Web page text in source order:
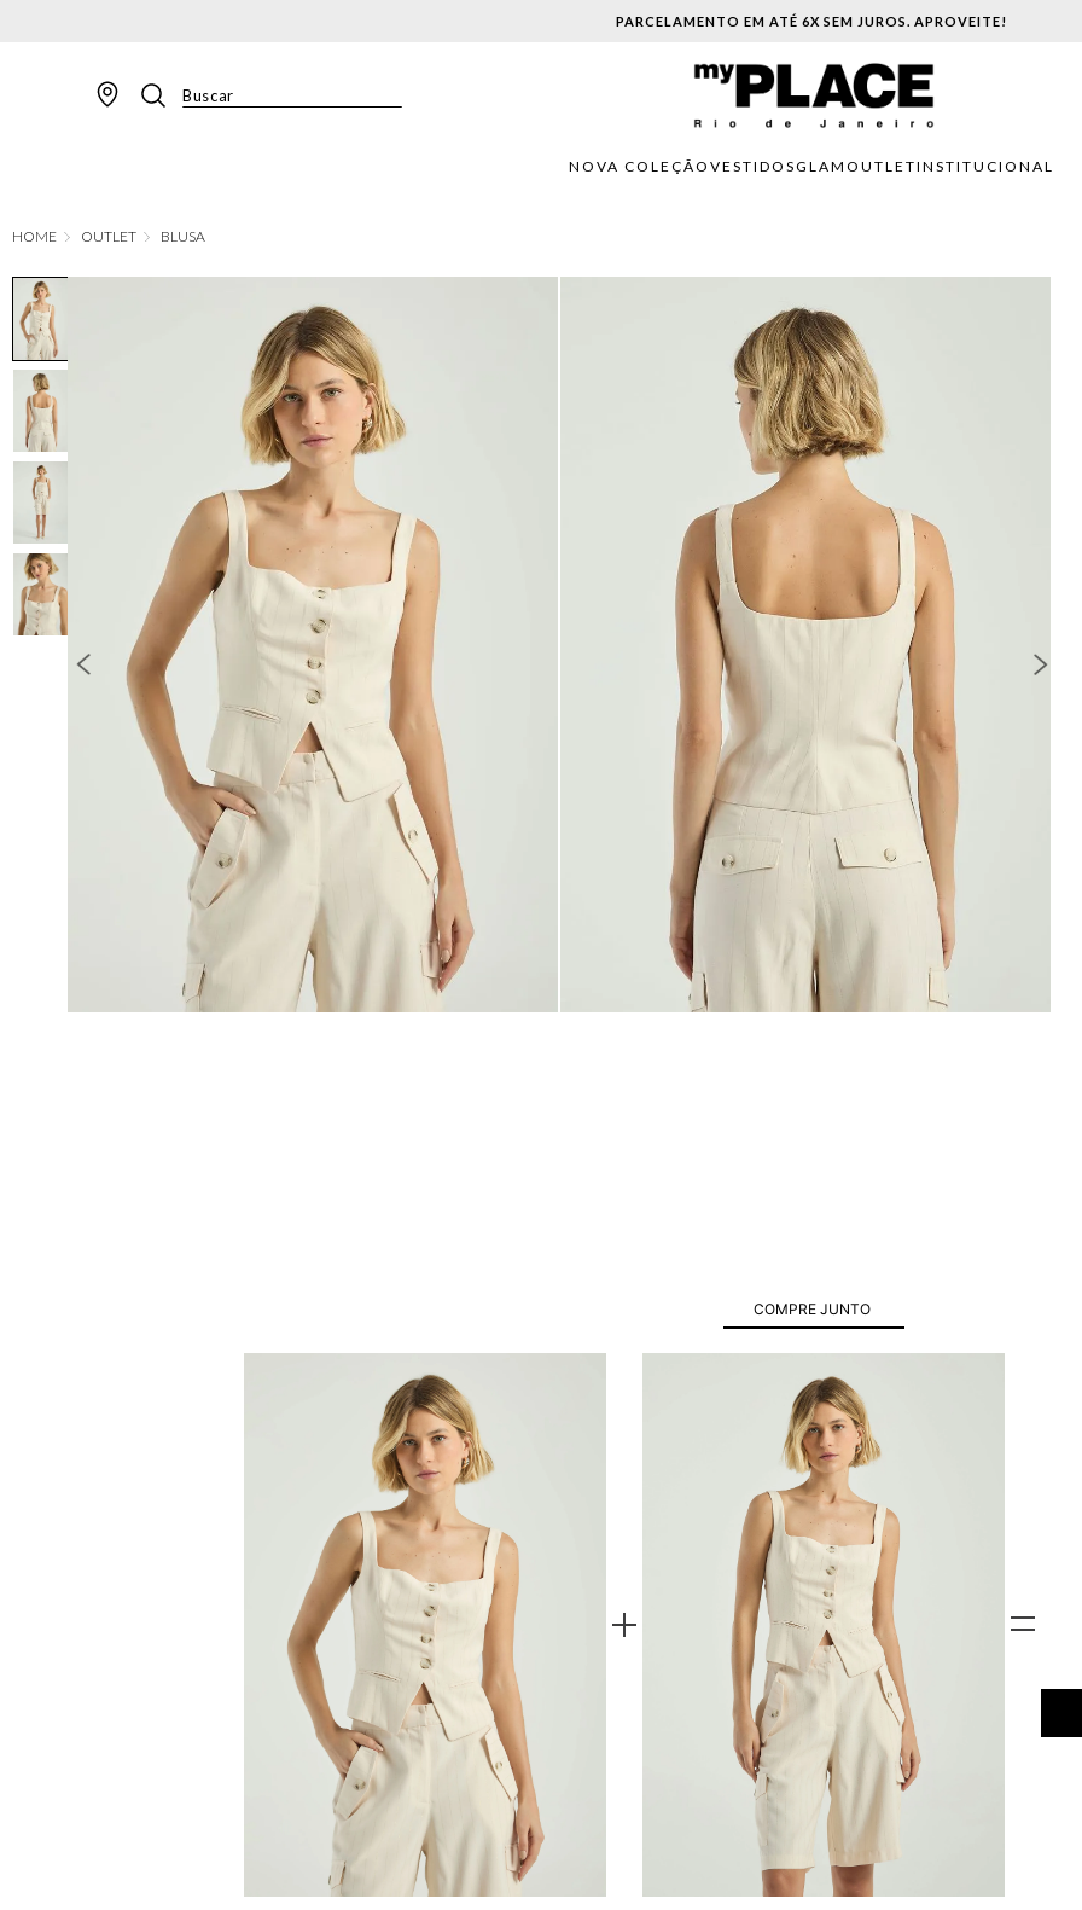
PARCELAMENTO EM ATÉ 6X SEM JUROS. APROVEITE!
Buscar
VESTIDOS
JAQUETA
CALÇA JEANS
SHORT
COLETE
NOVA COLEÇÃO VESTIDOSGLAM OUTLETINSTITUCIONAL
OUTLET BLUSA
COMPRE JUNTO